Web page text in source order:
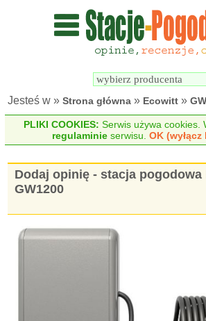
Jesteś w » Strona główna» Ecowitt»
PLIKI COOKIES: Serwis używa cookies.
regulaminie serwisu.OK
Dodaj opinię - stacja pogodowa
GW1200